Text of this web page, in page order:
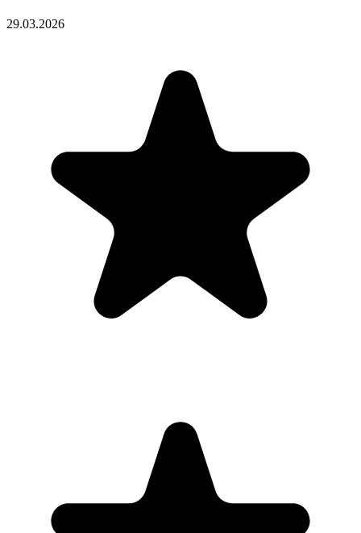
29.03.2026